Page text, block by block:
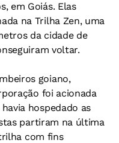
em Goiás. Elas
na Trilha Zen, uma
da cidade de
voltar.
goiano,
foi acionada
hospedado as
partiram na última
com fins